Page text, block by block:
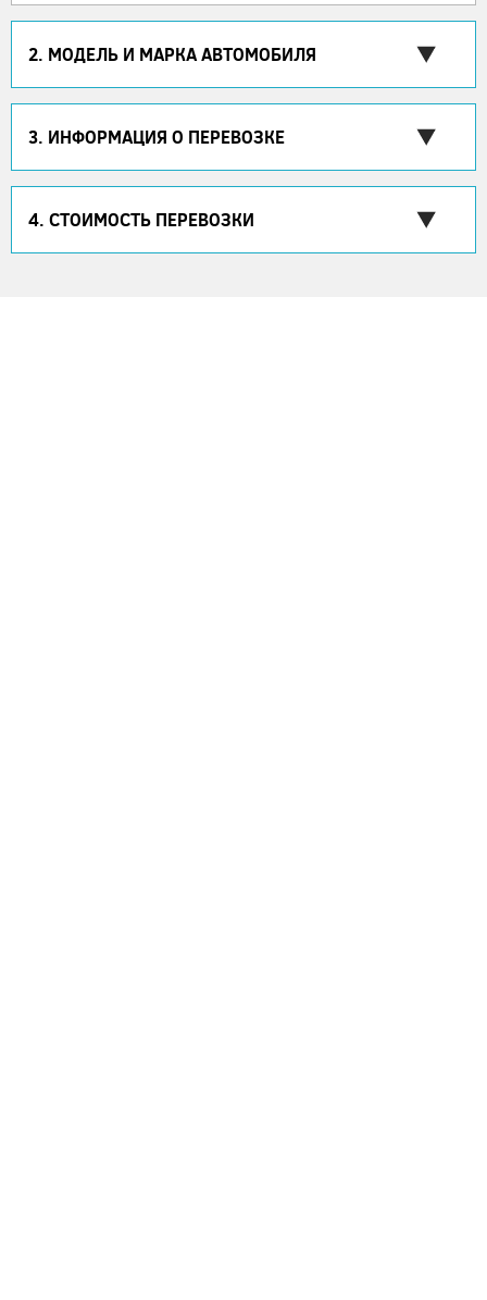
2. МОДЕЛЬ И МАРКА АВТОМОБИЛЯ
3. ИНФОРМАЦИЯ О ПЕРЕВОЗКЕ
4. СТОИМОСТЬ ПЕРЕВОЗКИ